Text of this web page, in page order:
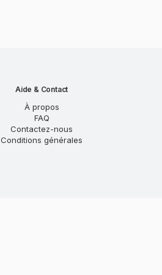
Aide & Contact
À propos
FAQ
Contactez-nous
Conditions générales